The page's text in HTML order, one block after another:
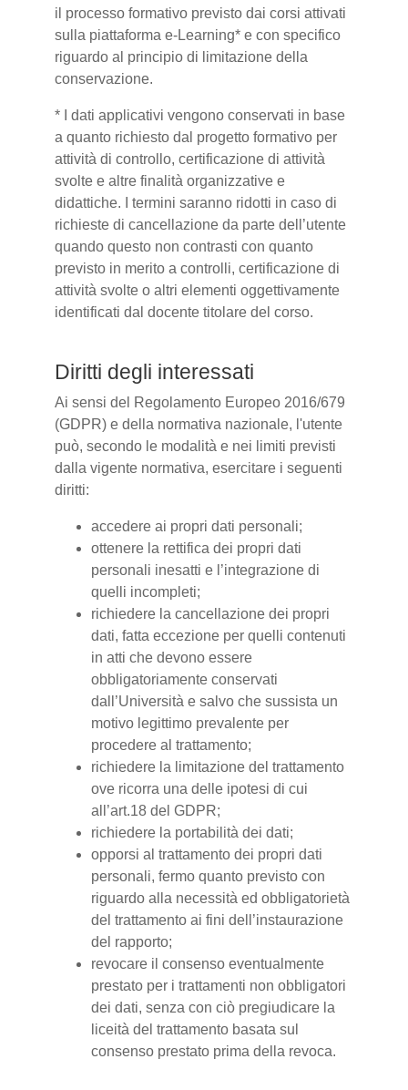
il processo formativo previsto dai corsi attivati
sulla piattaforma e-Learning* e con specifico
riguardo al principio di limitazione della
conservazione.
* I dati applicativi vengono conservati in base
a quanto richiesto dal progetto formativo per
attività di controllo, certificazione di attività
svolte e altre finalità organizzative e
didattiche. I termini saranno ridotti in caso di
richieste di cancellazione da parte dell’utente
quando questo non contrasti con quanto
previsto in merito a controlli, certificazione di
attività svolte o altri elementi oggettivamente
identificati dal docente titolare del corso.
Diritti degli interessati
Ai sensi del Regolamento Europeo 2016/679
(GDPR) e della normativa nazionale, l'utente
può, secondo le modalità e nei limiti previsti
dalla vigente normativa, esercitare i seguenti
diritti:
accedere ai propri dati personali;
ottenere la rettifica dei propri dati
personali inesatti e l’integrazione di
quelli incompleti;
richiedere la cancellazione dei propri
dati, fatta eccezione per quelli contenuti
in atti che devono essere
obbligatoriamente conservati
dall’Università e salvo che sussista un
motivo legittimo prevalente per
procedere al trattamento;
richiedere la limitazione del trattamento
ove ricorra una delle ipotesi di cui
all’art.18 del GDPR;
richiedere la portabilità dei dati;
opporsi al trattamento dei propri dati
personali, fermo quanto previsto con
riguardo alla necessità ed obbligatorietà
del trattamento ai fini dell’instaurazione
del rapporto;
revocare il consenso eventualmente
prestato per i trattamenti non obbligatori
dei dati, senza con ciò pregiudicare la
liceità del trattamento basata sul
consenso prestato prima della revoca.